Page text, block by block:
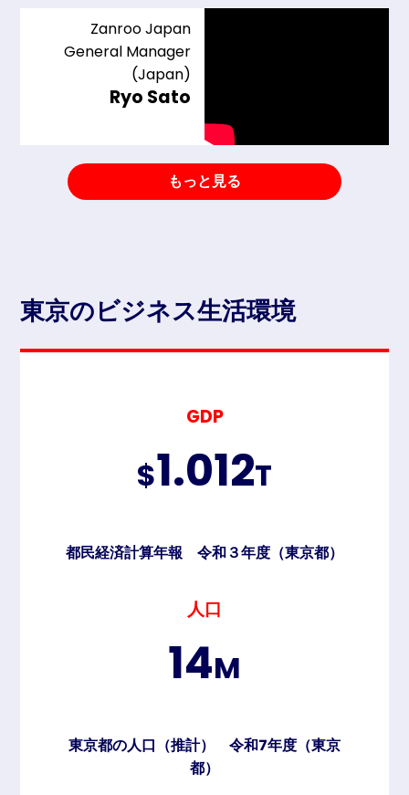
Zanroo Japan
General Manager
(Japan)
Ryo Sato
もっと見る
東京のビジネス生活環境
GDP
$1.012T
都民経済計算年報 令和３年度（東京都）
人口
14M
東京都の人口（推計） 令和7年度（東京
都）